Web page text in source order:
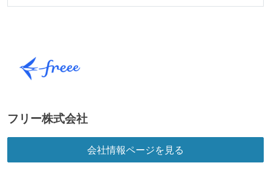
している
デイリーでスタンドアップミーティング、またはそれ
イテレーションの最後などに、定期的にチームでふり
かえりミーティングを行っている
継続的なデプロイ（デリバリー）を行っている
フリー株式会社
会社情報ページを見る